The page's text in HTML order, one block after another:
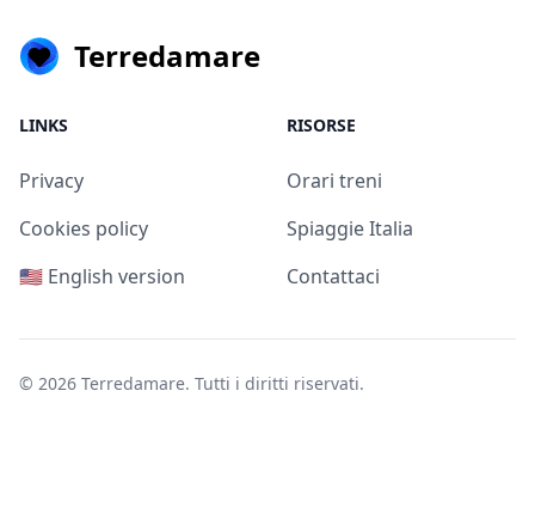
Terredamare
LINKS
Privacy
Cookies policy
🇺🇸 English version
RISORSE
Orari treni
Spiaggie Italia
Contattaci
© 2026 Terredamare. Tutti i diritti riservati.